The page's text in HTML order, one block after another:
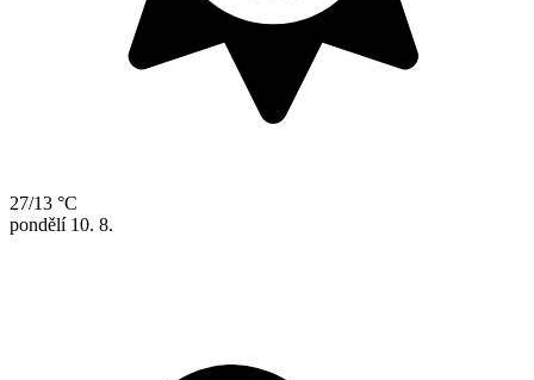
27/13 °C
pondělí 10. 8.